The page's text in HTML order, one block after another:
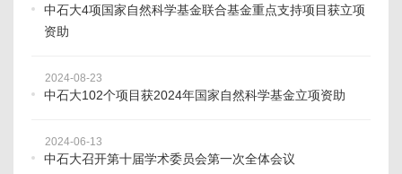
中石大4项国家自然科学基金联合基金重点支持项目获立项
资助
2024-08-23
中石大102个项目获2024年国家自然科学基金立项资助
2024-06-13
中石大召开第十届学术委员会第一次全体会议